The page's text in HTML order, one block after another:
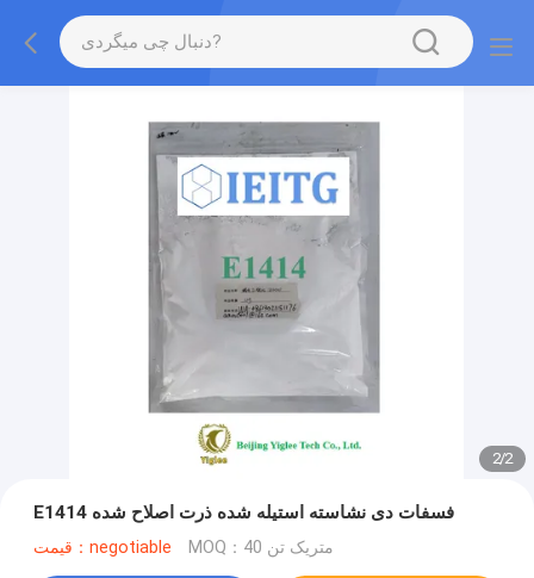
2/2
E1414 فسفات دی نشاسته استیله شده ذرت اصلاح شده
قیمت：negotiable MOQ：40 متریک تن